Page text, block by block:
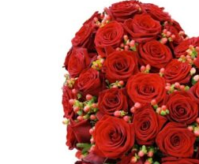
plusieurs
variations.